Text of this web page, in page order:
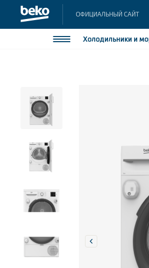
ОФИЦИАЛЬНЫЙ САЙТ
Холодильники и
Стиральные и сушильные машины
Посудомоечные машины
Встраиваемая техника
Малая бытовая техника